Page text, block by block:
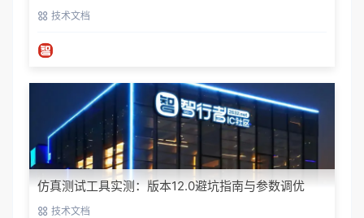
指南技术文档
仿真测试工具实测：版本12.0避坑指南与参数调优
技术文档